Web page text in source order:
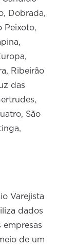
Dobrada,
Peixoto,
Ribeirão
das
São
Varejista
dados
empresas
de um